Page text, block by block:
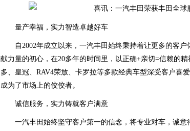
量产幸福，实力智造卓越好车
自2002年成立以来，一汽丰田始终秉持着让更多的客
献力量的初心，在20多年的时间里，以正确+亲切=信赖的
多、皇冠、RAV4荣放、卡罗拉等多款经典车型深受客户喜
成为了市场上的佼佼者。
诚信服务，实力铸就客户满意
一汽丰田始终坚守客户第一的信念，将专业对车，诚